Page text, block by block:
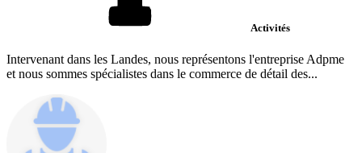
Activités
Intervenant dans les Landes, nous représentons l'entreprise Adpme
et nous sommes spécialistes dans le commerce de détail des...